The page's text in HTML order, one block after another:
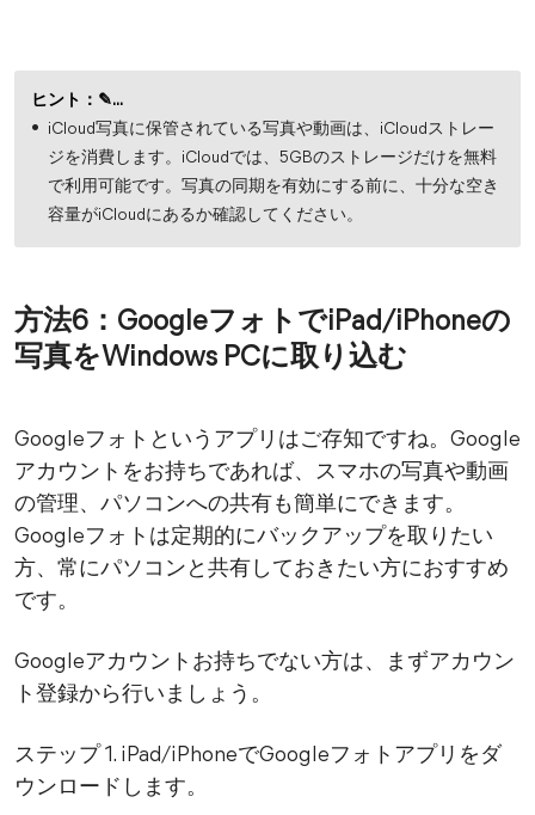
ヒント：✎...
iCloud写真に保管されている写真や動画は、iCloudストレー
ジを消費します。iCloudでは、5GBのストレージだけを無料
で利用可能です。写真の同期を有効にする前に、十分な空き
容量がiCloudにあるか確認してください。
方法6：GoogleフォトでiPad/iPhoneの
写真をWindows PCに取り込む
Googleフォトというアプリはご存知ですね。Google
アカウントをお持ちであれば、スマホの写真や動画
の管理、パソコンへの共有も簡単にできます。
Googleフォトは定期的にバックアップを取りたい
方、常にパソコンと共有しておきたい方におすすめ
です。
Googleアカウントお持ちでない方は、まずアカウン
ト登録から行いましょう。
ステップ 1. iPad/iPhoneでGoogleフォトアプリをダ
ウンロードします。